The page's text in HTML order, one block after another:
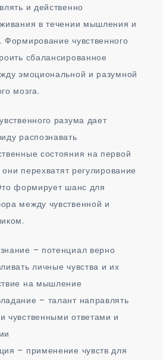
и действенно
в течении мышления и
чувственного
сбалансированное
эмоциональной и разумной
мозга.
разума дает
распознавать
состояния на первой
перехватят регулирование
формирует шанс для
между чувственной и
– потенциал верно
личные чувства и их
на мышление
– талант направлять
чувственными ответами и
– применение чувств для